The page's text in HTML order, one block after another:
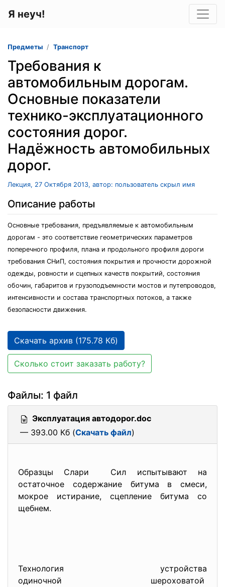
Я неуч!
Предметы Транспорт
Требования к
автомобильным дорогам.
Основные показатели
технико-эксплуатационного
состояния дорог.
Надёжность автомобильных
дорог.
Лекция, 27 Октября 2013, автор: пользователь скрыл имя
Описание работы
Основные требования, предъявляемые к автомобильным
дорогам - это соответствие геометрических параметров
поперечного профиля, плана и продольного профиля дороги
требования СНиП, состояния покрытия и прочности дорожной
одежды, ровности и сцепных качеств покрытий, состояния
обочин, габаритов и грузоподъемности мостов и путепроводов,
интенсивности и состава транспортных потоков, а также
безопасности движения.
Скачать архив (175.78 Кб)
Сколько стоит заказать работу?
Файлы: 1 файл
Эксплуатация автодорог.doc
— 393.00 Кб (Скачать файл)
Образцы Слари Сил испытывают на
остаточное содержание битума в смеси,
мокрое истирание, сцепление битума со
щебнем.
Технология устройства
одиночной шероховатой